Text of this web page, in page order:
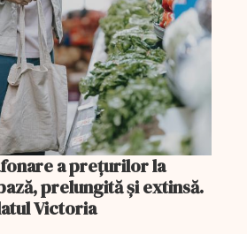
a prețurilor la
prelungită şi extinsă.
Victoria